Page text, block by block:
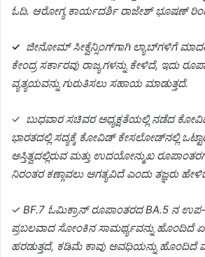
ಓದಿ. ಆರೋಗ್ಯ ಕಾರ್ಯದರ್ಶಿ ರಾಜೇಶ್ ಭೂಷಣ್ ರಿಂದ
✓ ಜೀನೋಮ್ ಸೀಕ್ವೆನ್ಸಿಂಗ್‌ಗಾಗಿ ಲ್ಯಾಬ್‌ಗಳಿಗೆ
ಕೇಂದ್ರ ಸರ್ಕಾರವು ರಾಜ್ಯಗಳನ್ನು ಕೇಳಿದೆ, ಇದು
ವ್ಯತ್ಯಯವನ್ನು ಗುರುತಿಸಲು ಸಹಾಯ ಮಾಡುತ್ತದೆ.
✓ ಬುಧವಾರ ಸಚಿವರ ಅಧ್ಯಕ್ಷತೆಯಲ್ಲಿ ನಡೆದ
ಭಾರತದಲ್ಲಿ ಸದ್ಯಕ್ಕೆ ಕೋವಿಡ್ ಕೇಸಲೋಡ್‌ನಲ್ಲಿ
ಅಸ್ತಿತ್ವದಲ್ಲಿರುವ ಮತ್ತು ಉದಯೋನ್ಮುಖ
ನಿರಂತರ ಕಣ್ಗಾವಲು ಅಗತ್ಯವಿದೆ ಎಂದು ತಜ್ಞರು
✓ BF.7 ಓಮಿಕ್ರಾನ್ ರೂಪಾಂತರದ BA.5 ನ
ಪ್ರಬಲವಾದ ಸೋಂಕಿನ ಸಾಮರ್ಥ್ಯವನ್ನು ಹೊಂದಿದೆ
ಹರಡುತ್ತದೆ, ಕಡಿಮೆ ಕಾವು ಅವಧಿಯನ್ನು ಹೊಂದಿದೆ